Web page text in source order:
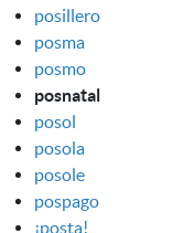
posillero
posma
posmo
posnatal
posol
posola
posole
pospago
¡posta!